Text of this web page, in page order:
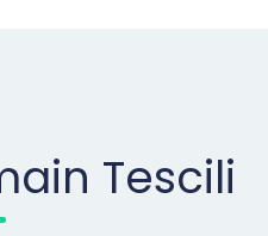
Tescili